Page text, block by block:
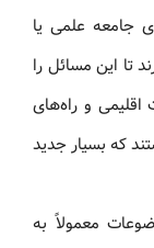
جامعه علمی یا
تا این مسائل را
اقلیمی و راه‌های
که بسیار جدید
معمولاً به